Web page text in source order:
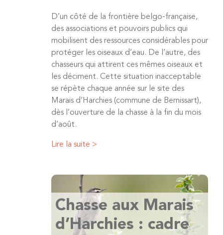
D’un côté de la frontière belgo-française,
des associations et pouvoirs publics qui
mobilisent des ressources considérables pour
protéger les oiseaux d’eau. De l’autre, des
chasseurs qui attirent ces mêmes oiseaux et
les déciment. Cette situation inacceptable
se répète chaque année sur le site des
Marais d’Harchies (commune de Bernissart),
dès l’ouverture de la chasse à la fin du mois
d’août.
Lire la suite >
Chasse aux Marais
d’Harchies : cadre